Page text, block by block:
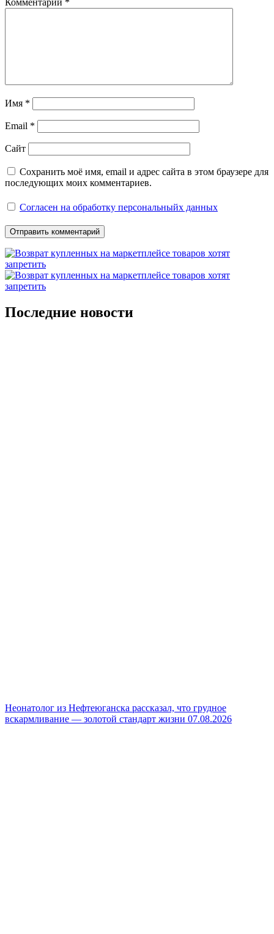
Имя *
Email *
Сайт
Сохранить моё имя, email и адрес сайта в этом браузере для
последующих моих комментариев.
Согласен на обработку персональныйх данных
Последние новости
Неонатолог из Нефтеюганска рассказал, что грудное
вскармливание — золотой стандарт жизни 07.08.2026